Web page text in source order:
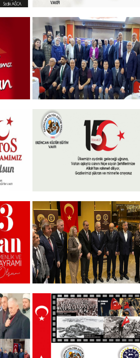
Sehitlerimizi Rahmetle
+
2024-2025 Burs
7000 Yakın Taahhüt alındı
+
15 Temmuz 2024
+
Vakfımızın Geleneksel İftar
Programı
+